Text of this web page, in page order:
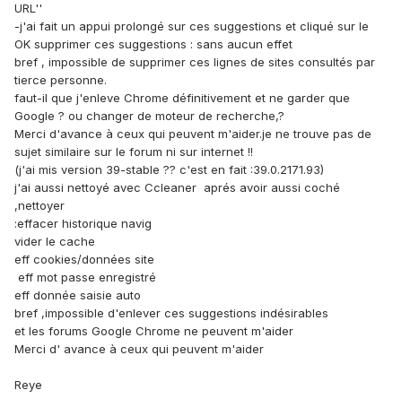
URL''
-j'ai fait un appui prolongé sur ces suggestions et cliqué sur le
OK supprimer ces suggestions : sans aucun effet
bref , impossible de supprimer ces lignes de sites consultés par
tierce personne.
faut-il que j'enleve Chrome définitivement et ne garder que
Google ? ou changer de moteur de recherche,?
Merci d'avance à ceux qui peuvent m'aider.je ne trouve pas de
sujet similaire sur le forum ni sur internet !!
(j'ai mis version 39-stable ?? c'est en fait :39.0.2171.93)
j'ai aussi nettoyé avec Ccleaner aprés avoir aussi coché
,nettoyer
:effacer historique navig
vider le cache
eff cookies/données site
eff mot passe enregistré
eff donnée saisie auto
bref ,impossible d'enlever ces suggestions indésirables
et les forums Google Chrome ne peuvent m'aider
Merci d' avance à ceux qui peuvent m'aider
Reye